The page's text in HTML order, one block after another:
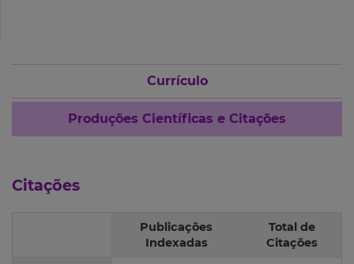
Currículo
Produções Científicas e Citações
Citações
Publicações
Indexadas
Total de
Citações